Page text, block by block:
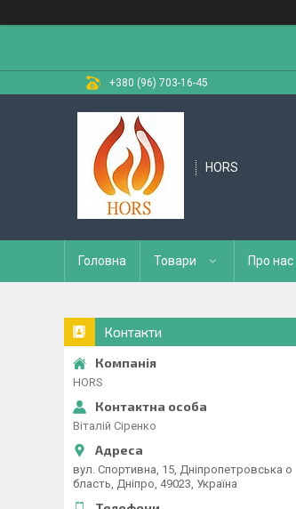
+380 (96) 703-16-45
HORS
Головна Товари Про нас
Контакти
HORS
Віталій Сіренко
вул. Спортивна, 15, Дніпропетровська о
бласть, Дніпро, 49023, Україна